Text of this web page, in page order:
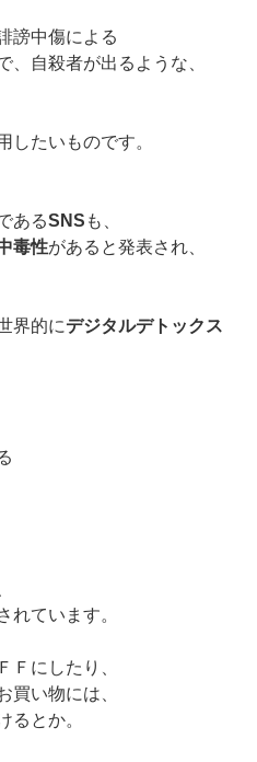
謗中傷による
、自殺者が出るような、
したいものです。
あるSNS も、
毒性があると発表され、
界的にデジタルデトックス
れています。
Ｆにしたり、
買い物には、
るとか。